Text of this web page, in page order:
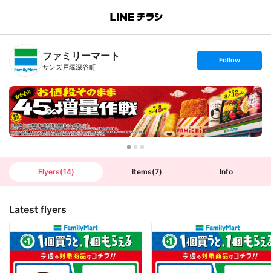
B
n
T
ファミリーマート
サンズ戸塚深谷町
s
t
o
l
l
o
w
Follow
Flyers(14) Items(7) Info
Latest flyers